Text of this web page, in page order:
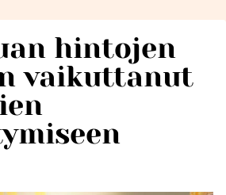
hintojen
vaikuttanut